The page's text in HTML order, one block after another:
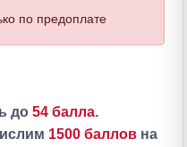
по предоплате
до 54 балла.
1500 баллов на